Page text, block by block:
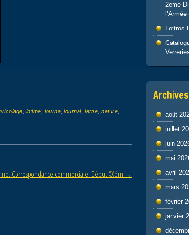
intime ,journa ,journal, lettre ,nature
Correspondance commerciale. Début XXém →
2eme
l’Armée
Lettres
Archives
août
juillet
juin
mai
avril
mars
février
janvier